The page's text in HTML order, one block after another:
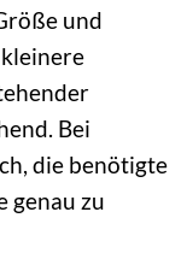
und
Bei
die benötigte
genau zu